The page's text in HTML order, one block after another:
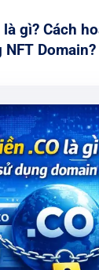
là gì? Cách
Domain?